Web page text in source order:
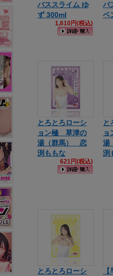
バススライム ゆ
ず 300ml
1,610円(税込)
バ
ベ
とろとろローシ
ョン極 草津の
湯（群馬） 恋
渕ももな
621円(税込)
と
湯
渕
とろとろローシ